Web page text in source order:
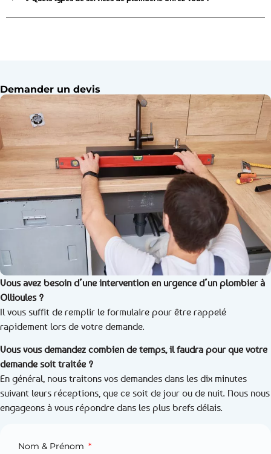
Demander un devis
Vous avez besoin d’une intervention en urgence d’un plombier à
Ollioules ?
Il vous suffit de remplir le formulaire pour être rappelé
rapidement lors de votre demande.
Vous vous demandez combien de temps, il faudra pour que votre
demande soit traitée ?
En général, nous traitons vos demandes dans les dix minutes
suivant leurs réceptions, que ce soit de jour ou de nuit. Nous nous
engageons à vous répondre dans les plus brefs délais.
Nom & Prénom